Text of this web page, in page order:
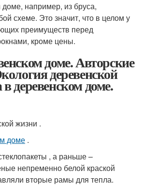
например, из бруса,
схеме. Это значит, что в целом у
преимуществ перед
кроме цены.
доме. Авторские
деревенской
деревенском доме.
жизни .
доме .
, а раньше –
непременно белой краской
вторые рамы для тепла.